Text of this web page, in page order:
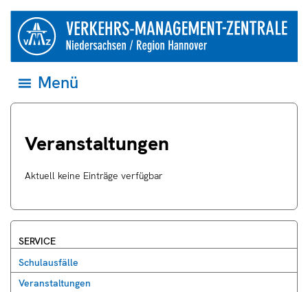
Springe direkt zum Inhalt
zur
Startseite
der
Verkehrsmanagementzentrale
und
Hannover
Menü
öffnen
und
springen
Menü
Veranstaltungen
Aktuell keine Einträge verfügbar
SERVICE
Schulausfälle
Veranstaltungen